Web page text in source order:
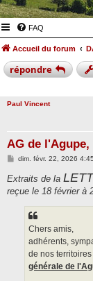
FAQ
Accueil du forum
répondre
Paul Vincent
AG de l'Agupe,
M
s
a
dim. févr. 22, 2026
Extraits de la
reçue le 18 février à
Chers amis,
adhérents,
de nos
générale de